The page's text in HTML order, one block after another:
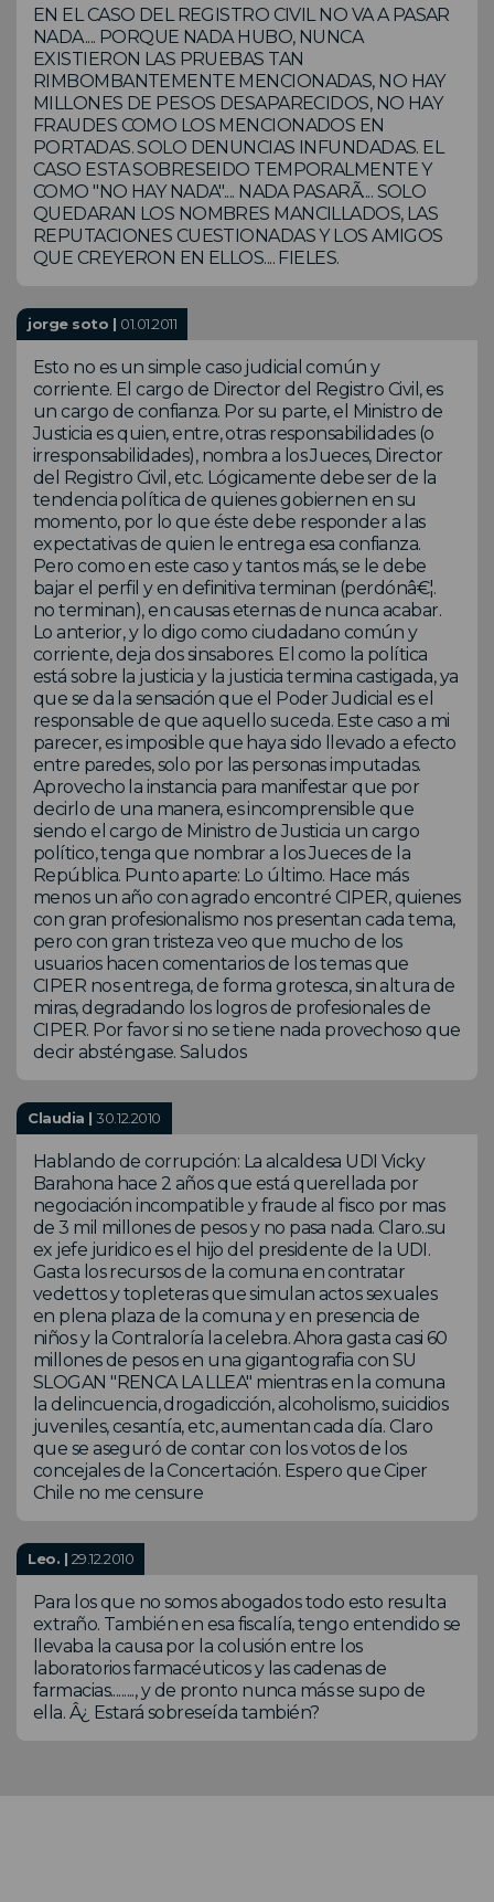
EN EL CASO DEL REGISTRO CIVIL NO VA A PASAR
NADA.... PORQUE NADA HUBO, NUNCA
EXISTIERON LAS PRUEBAS TAN
RIMBOMBANTEMENTE MENCIONADAS, NO HAY
MILLONES DE PESOS DESAPARECIDOS, NO HAY
FRAUDES COMO LOS MENCIONADOS EN
PORTADAS. SOLO DENUNCIAS INFUNDADAS. EL
CASO ESTA SOBRESEIDO TEMPORALMENTE Y
COMO "NO HAY NADA".... NADA PASARÃ.... SOLO
QUEDARAN LOS NOMBRES MANCILLADOS, LAS
REPUTACIONES CUESTIONADAS Y LOS AMIGOS
QUE CREYERON EN ELLOS.... FIELES.
jorge soto | 01.01.2011
Esto no es un simple caso judicial común y
corriente. El cargo de Director del Registro Civil, es
un cargo de confianza. Por su parte, el Ministro de
Justicia es quien, entre, otras responsabilidades (o
irresponsabilidades), nombra a los Jueces, Director
del Registro Civil, etc. Lógicamente debe ser de la
tendencia política de quienes gobiernen en su
momento, por lo que éste debe responder a las
expectativas de quien le entrega esa confianza.
Pero como en este caso y tantos más, se le debe
bajar el perfil y en definitiva terminan (perdónâ€¦.
no terminan), en causas eternas de nunca acabar.
Lo anterior, y lo digo como ciudadano común y
corriente, deja dos sinsabores. El como la política
está sobre la justicia y la justicia termina castigada, ya
que se da la sensación que el Poder Judicial es el
responsable de que aquello suceda. Este caso a mi
parecer, es imposible que haya sido llevado a efecto
entre paredes, solo por las personas imputadas.
Aprovecho la instancia para manifestar que por
decirlo de una manera, es incomprensible que
siendo el cargo de Ministro de Justicia un cargo
político, tenga que nombrar a los Jueces de la
República. Punto aparte: Lo último. Hace más
menos un año con agrado encontré CIPER, quienes
con gran profesionalismo nos presentan cada tema,
pero con gran tristeza veo que mucho de los
usuarios hacen comentarios de los temas que
CIPER nos entrega, de forma grotesca, sin altura de
miras, degradando los logros de profesionales de
CIPER. Por favor si no se tiene nada provechoso que
decir absténgase. Saludos
Claudia |30.12.2010
Hablando de corrupción: La alcaldesa UDI Vicky
Barahona hace 2 años que está querellada por
negociación incompatible y fraude al fisco por mas
de 3 mil millones de pesos y no pasa nada. Claro..su
ex jefe juridico es el hijo del presidente de la UDI.
Gasta los recursos de la comuna en contratar
vedettos y topleteras que simulan actos sexuales
en plena plaza de la comuna y en presencia de
niños y la Contraloría la celebra. Ahora gasta casi 60
millones de pesos en una gigantografia con SU
SLOGAN "RENCA LA LLEA" mientras en la comuna
la delincuencia, drogadicción, alcoholismo, suicidios
juveniles, cesantía, etc, aumentan cada día. Claro
que se aseguró de contar con los votos de los
concejales de la Concertación. Espero que Ciper
Chile no me censure
Leo. | 29.12.2010
Para los que no somos abogados todo esto resulta
extraño. También en esa fiscalía, tengo entendido se
llevaba la causa por la colusión entre los
laboratorios farmacéuticos y las cadenas de
farmacias........., y de pronto nunca más se supo de
ella. Â¿ Estará sobreseída también?